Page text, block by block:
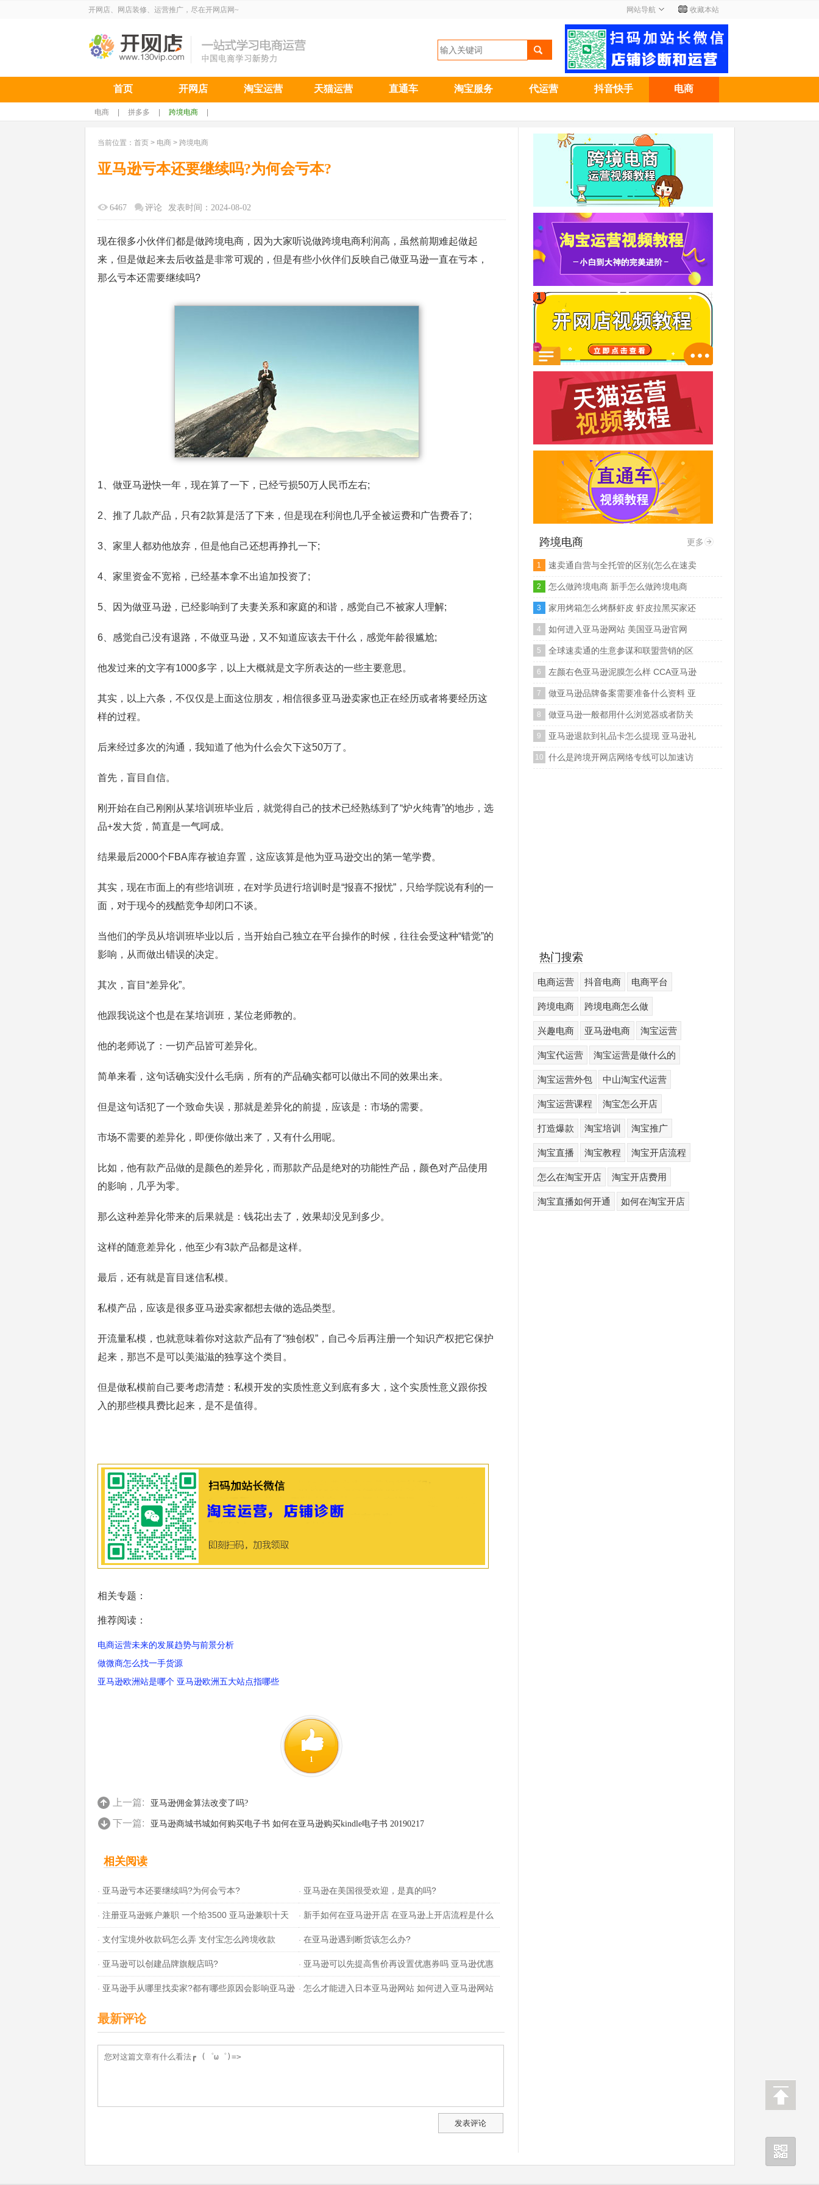
开网店、网店装修、运营推广，尽在开网店网~ 网站导航 收藏本站
首页 开网店 淘宝运营 天猫运营 直通车 淘宝服务 代运营 抖音快手 电商
电商 拼多多 跨境电商
当前位置： 首页> 电商> 跨境电商
亚马逊亏本还要继续吗?为何会亏本?
6467 评论 发表时间：2024-08-02
现在很多小伙伴们都是做跨境电商，因为大家听说做跨境电商利润高，虽然前期难起做起
来，但是做起来去后收益是非常可观的，但是有些小伙伴们反映自己做亚马逊一直在亏本，
那么亏本还需要继续吗?
1、做亚马逊快一年，现在算了一下，已经亏损50万人民币左右;
2、推了几款产品，只有2款算是活了下来，但是现在利润也几乎全被运费和广告费吞了;
3、家里人都劝他放弃，但是他自己还想再挣扎一下;
4、家里资金不宽裕，已经基本拿不出追加投资了;
5、因为做亚马逊，已经影响到了夫妻关系和家庭的和谐，感觉自己不被家人理解;
6、感觉自己没有退路，不做亚马逊，又不知道应该去干什么，感觉年龄很尴尬;
他发过来的文字有1000多字，以上大概就是文字所表达的一些主要意思。
其实，以上六条，不仅仅是上面这位朋友，相信很多亚马逊卖家也正在经历或者将要经历这
样的过程。
后来经过多次的沟通，我知道了他为什么会欠下这50万了。
首先，盲目自信。
刚开始在自己刚刚从某培训班毕业后，就觉得自己的技术已经熟练到了“炉火纯青”的地步，选
品+发大货，简直是一气呵成。
结果最后2000个FBA库存被迫弃置，这应该算是他为亚马逊交出的第一笔学费。
其实，现在市面上的有些培训班，在对学员进行培训时是“报喜不报忧”，只给学院说有利的一
面，对于现今的残酷竞争却闭口不谈。
当他们的学员从培训班毕业以后，当开始自己独立在平台操作的时候，往往会受这种“错觉”的
影响，从而做出错误的决定。
其次，盲目“差异化”。
他跟我说这个也是在某培训班，某位老师教的。
他的老师说了：一切产品皆可差异化。
简单来看，这句话确实没什么毛病，所有的产品确实都可以做出不同的效果出来。
但是这句话犯了一个致命失误，那就是差异化的前提，应该是：市场的需要。
市场不需要的差异化，即便你做出来了，又有什么用呢。
比如，他有款产品做的是颜色的差异化，而那款产品是绝对的功能性产品，颜色对产品使用
的影响，几乎为零。
那么这种差异化带来的后果就是：钱花出去了，效果却没见到多少。
这样的随意差异化，他至少有3款产品都是这样。
最后，还有就是盲目迷信私模。
私模产品，应该是很多亚马逊卖家都想去做的选品类型。
开流量私模，也就意味着你对这款产品有了“独创权”，自己今后再注册一个知识产权把它保护
起来，那岂不是可以美滋滋的独享这个类目。
但是做私模前自己要考虑清楚：私模开发的实质性意义到底有多大，这个实质性意义跟你投
入的那些模具费比起来，是不是值得。
相关专题：
推荐阅读：
电商运营未来的发展趋势与前景分析
做微商怎么找一手货源
亚马逊欧洲站是哪个 亚马逊欧洲五大站点指哪些
1
上一篇: 亚马逊佣金算法改变了吗?
下一篇: 亚马逊商城书城如何购买电子书 如何在亚马逊购买kindle电子书 20190217
相关阅读
· 亚马逊亏本还要继续吗?为何会亏本? · 亚马逊在美国很受欢迎，是真的吗?
· 注册亚马逊账户兼职 一个给3500 亚马逊兼职十天
5000是真的吗
· 新手如何在亚马逊开店 在亚马逊上开店流程是什么
· 支付宝境外收款码怎么弄 支付宝怎么跨境收款 · 在亚马逊遇到断货该怎么办?
· 亚马逊可以创建品牌旗舰店吗? · 亚马逊可以先提高售价再设置优惠券吗 亚马逊优惠
券不想页面显示
· 亚马逊手从哪里找卖家?都有哪些原因会影响亚马逊
销量?
· 怎么才能进入日本亚马逊网站 如何进入亚马逊网站
最新评论
更多
跨境电商
1 速卖通自营与全托管的区别(怎么在速卖
通查看商品是否全托管)
2 怎么做跨境电商 新手怎么做跨境电商
3 家用烤箱怎么烤酥虾皮 虾皮拉黑买家还
可以下单吗
4 如何进入亚马逊网站 美国亚马逊官网
5 全球速卖通的生意参谋和联盟营销的区
别 速卖通联盟怎么赚取佣金
6 左颜右色亚马逊泥膜怎么样 CCA亚马逊
泥膜好用吗
7 做亚马逊品牌备案需要准备什么资料 亚
马逊品牌备案需要什么资料
8 做亚马逊一般都用什么浏览器或者防关
联的软件 谷歌浏览器防关联设置用候鸟
浏览器
9 亚马逊退款到礼品卡怎么提现 亚马逊礼
品卡怎么获得
10 什么是跨境开网店网络专线可以加速访
热门搜索
电商运营 抖音电商 电商平台
跨境电商 跨境电商怎么做
兴趣电商 亚马逊电商 淘宝运营
淘宝代运营 淘宝运营是做什么的
淘宝运营外包 中山淘宝代运营
淘宝运营课程 淘宝怎么开店
打造爆款 淘宝培训 淘宝推广
淘宝直播 淘宝教程 淘宝开店流程
怎么在淘宝开店 淘宝开店费用
淘宝直播如何开通 如何在淘宝开店